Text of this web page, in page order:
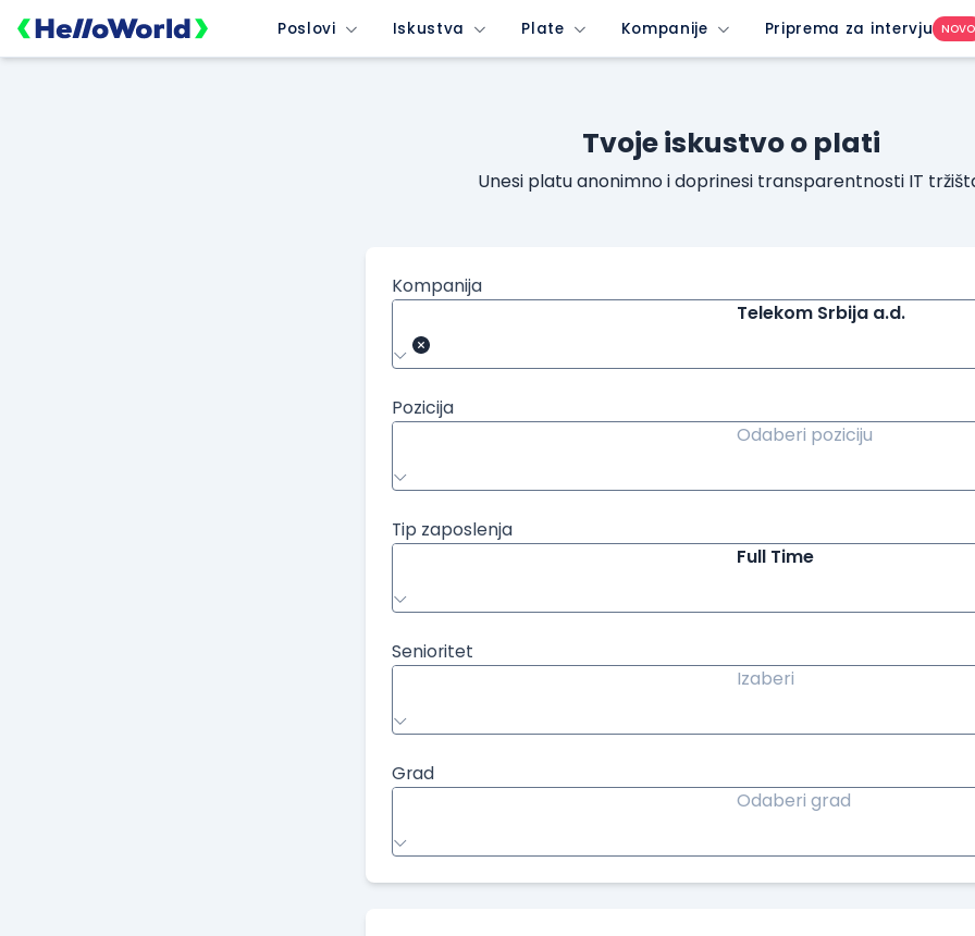
Poslovi Iskustva Plate Kompanije Priprema za intervju NOVO
Tvoje iskustvo o plati
Unesi platu anonimno i doprinesi transparentnosti IT
Kompanija
Telekom Srbija a.d.
Pozicija
Odaberi poziciju
Tip zaposlenja
Full Time
Senioritet
Izaberi
Grad
Odaberi grad